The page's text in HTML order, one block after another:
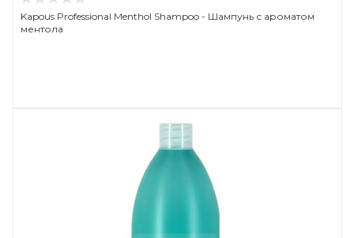
Kapous Professional Menthol Shampoo - Шампунь с ароматом
ментола